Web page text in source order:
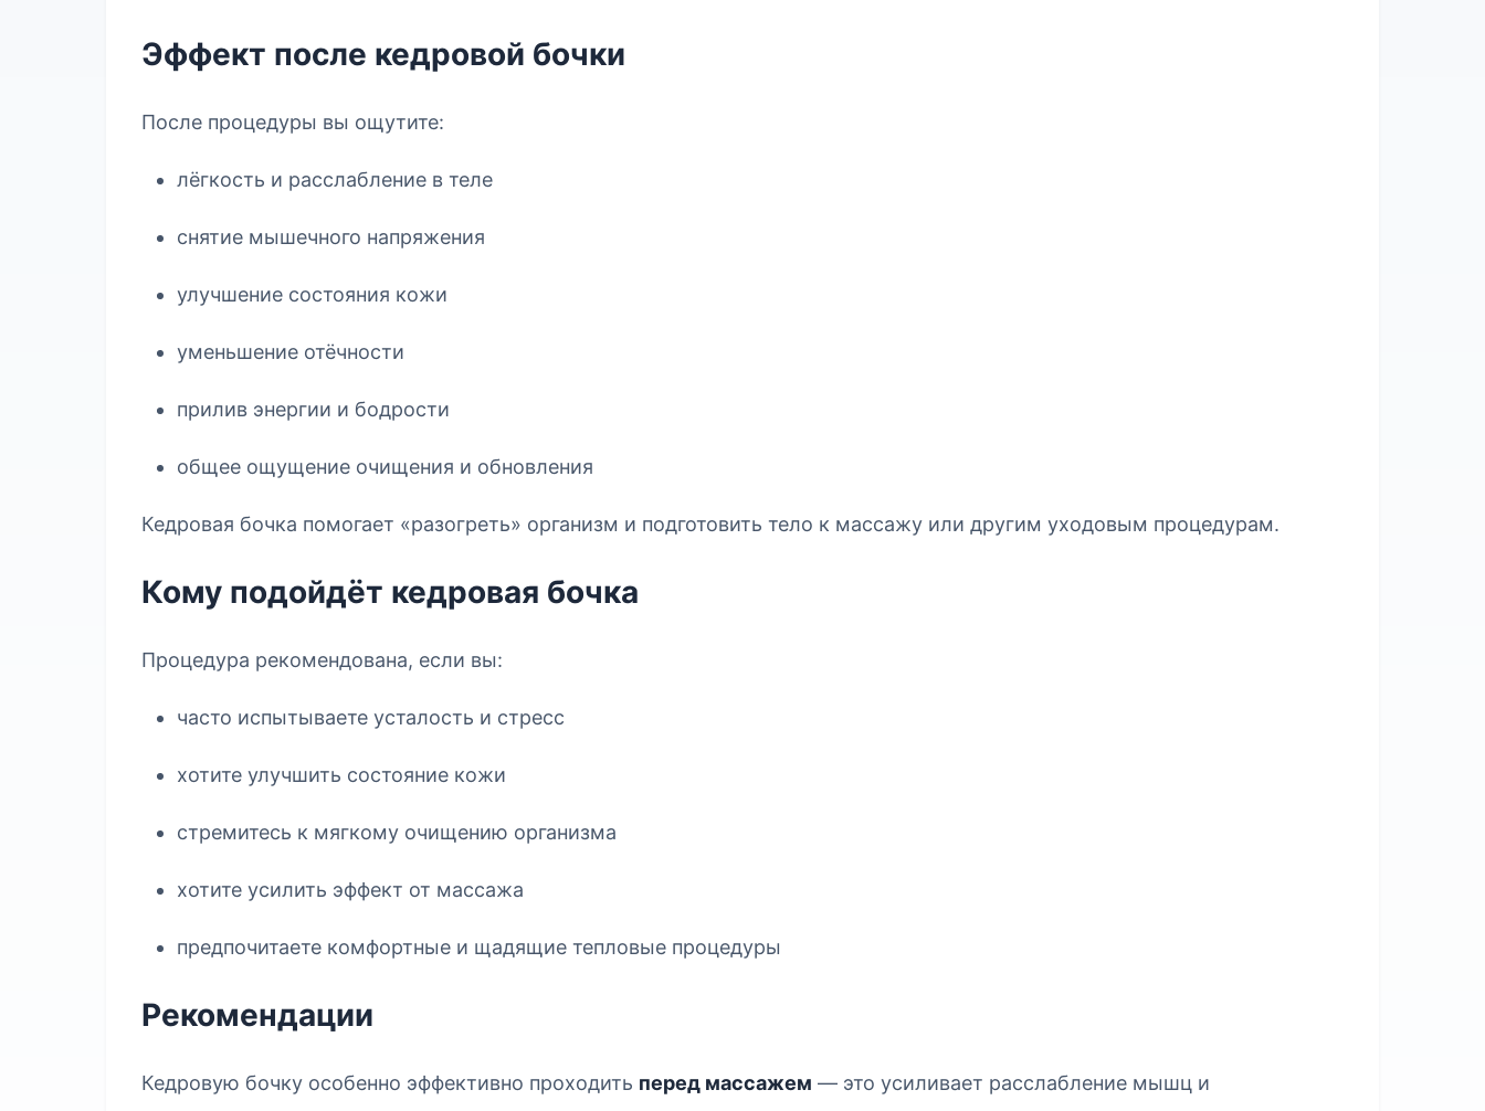
Эффект после кедровой бочки
После процедуры вы ощутите:
лёгкость и расслабление в теле
снятие мышечного напряжения
улучшение состояния кожи
уменьшение отёчности
прилив энергии и бодрости
общее ощущение очищения и обновления
Кедровая бочка помогает «разогреть» организм и подготовить тело к массажу или другим уходовым процедурам.
Кому подойдёт кедровая бочка
Процедура рекомендована, если вы:
часто испытываете усталость и стресс
хотите улучшить состояние кожи
стремитесь к мягкому очищению организма
хотите усилить эффект от массажа
предпочитаете комфортные и щадящие тепловые процедуры
Рекомендации
Кедровую бочку особенно эффективно проходить перед массажем — это усиливает расслабление мышц и